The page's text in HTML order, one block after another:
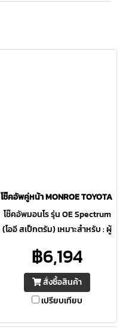
ปี 10-16 OE Spectrum
โช๊คอัพคู่หน้า MONROE TOYOTA
โช๊คอัพมอนโร รุ่น OE Spectrum
(โออี สเป็กตรัม) เหมาะสำหรับ : ผู้
ความควบคุมดีเยี่ยม ภายใต้การ
ขับขี่ต่อเนื่อง
฿6,194
สั่งซื้อสินค้า
เปรียบเทียบ